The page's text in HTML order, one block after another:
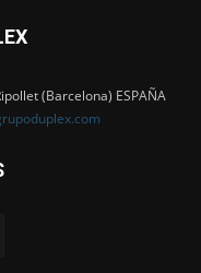
(Barcelona) ESPAÑA